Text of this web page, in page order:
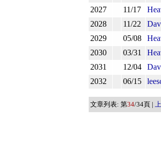
2027
11/17
2028
11/22
2029
05/08
2030
03/31
2031
12/04
2032
06/15
文章列表: 第34/34頁 |